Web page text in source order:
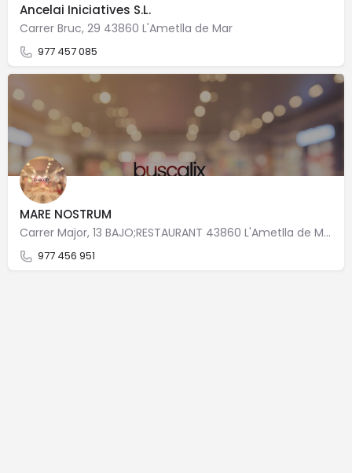
Ancelai Iniciatives S.L.
Carrer Bruc, 29 43860 L'Ametlla de Mar
977 457 085
MARE NOSTRUM
Carrer Major, 13 BAJO;RESTAURANT 43860 L'Ametlla de Mar
977 456 951